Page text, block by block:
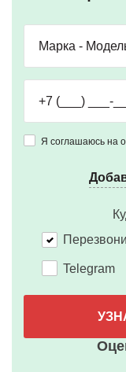
Я соглашаюсь на
Telegram